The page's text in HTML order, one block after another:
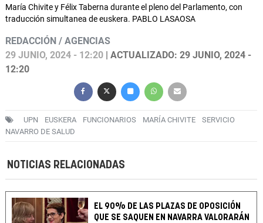
María Chivite y Félix Taberna durante el pleno del Parlamento, con
traducción simultanea de euskera. PABLO LASAOSA
REDACCIÓN / AGENCIAS
29 JUNIO, 2024 - 12:20 | ACTUALIZADO: 29 JUNIO, 2024 -
12:20
UPN EUSKERA FUNCIONARIOS MARÍA CHIVITE
SERVICIO
NAVARRO DE SALUD
NOTICIAS RELACIONADAS
EL 90% DE LAS PLAZAS DE OPOSICIÓN
QUE SE SAQUEN EN NAVARRA VALORARÁN